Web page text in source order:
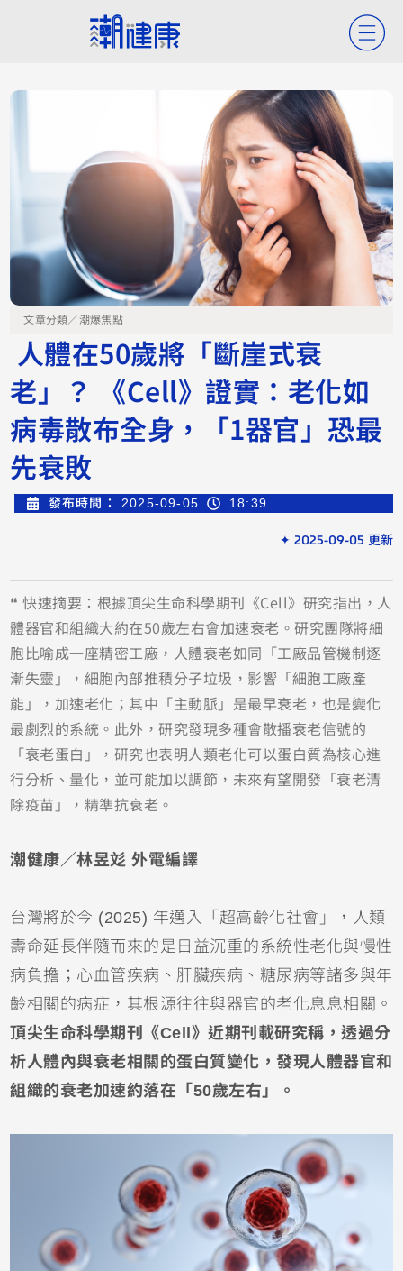
文章分類／潮爆焦點
人體在50歲將「斷崖式衰
老」？ 《Cell》證實：老化如
病毒散布全身，「1器官」恐最
先衰敗
發布時間： 2025-09-05 18:39
✦ 2025-09-05 更新
❝ 快速摘要：根據頂尖生命科學期刊《Cell》研究指出，人
體器官和組織大約在50歲左右會加速衰老。研究團隊將細
胞比喻成一座精密工廠，人體衰老如同「工廠品管機制逐
漸失靈」，細胞內部推積分子垃圾，影響「細胞工廠產
能」，加速老化；其中「主動脈」是最早衰老，也是變化
最劇烈的系統。此外，研究發現多種會散播衰老信號的
「衰老蛋白」，研究也表明人類老化可以蛋白質為核心進
行分析、量化，並可能加以調節，未來有望開發「衰老清
除疫苗」，精準抗衰老。
潮健康／林昱彣 外電編譯
台灣將於今 (2025) 年邁入「超高齡化社會」，人類
壽命延長伴隨而來的是日益沉重的系統性老化與慢性
病負擔；心血管疾病、肝臟疾病、糖尿病等諸多與年
齡相關的病症，其根源往往與器官的老化息息相關。
頂尖生命科學期刊《Cell》近期刊載研究稱，透過分
析人體內與衰老相關的蛋白質變化，發現人體器官和
組織的衰老加速約落在「50歲左右」。